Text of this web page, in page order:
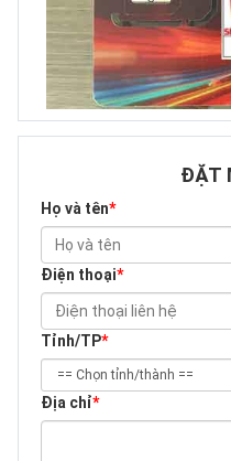
ĐẶT
Họ và tên*
Điện thoại*
Tỉnh/TP*
Địa chỉ*